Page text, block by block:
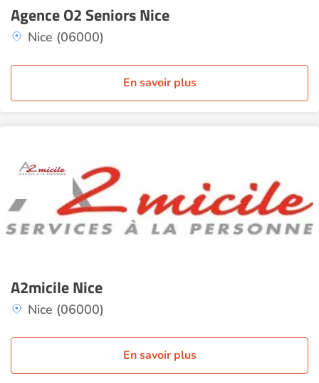
Agence O2 Seniors Nice
Nice (06000)
En savoir plus
A2micile Nice
Nice (06000)
En savoir plus